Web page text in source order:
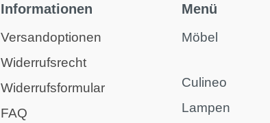
Informationen
Versandoptionen
Widerrufsrecht
Widerrufsformular
FAQ
Menü
Möbel
Culineo
Lampen